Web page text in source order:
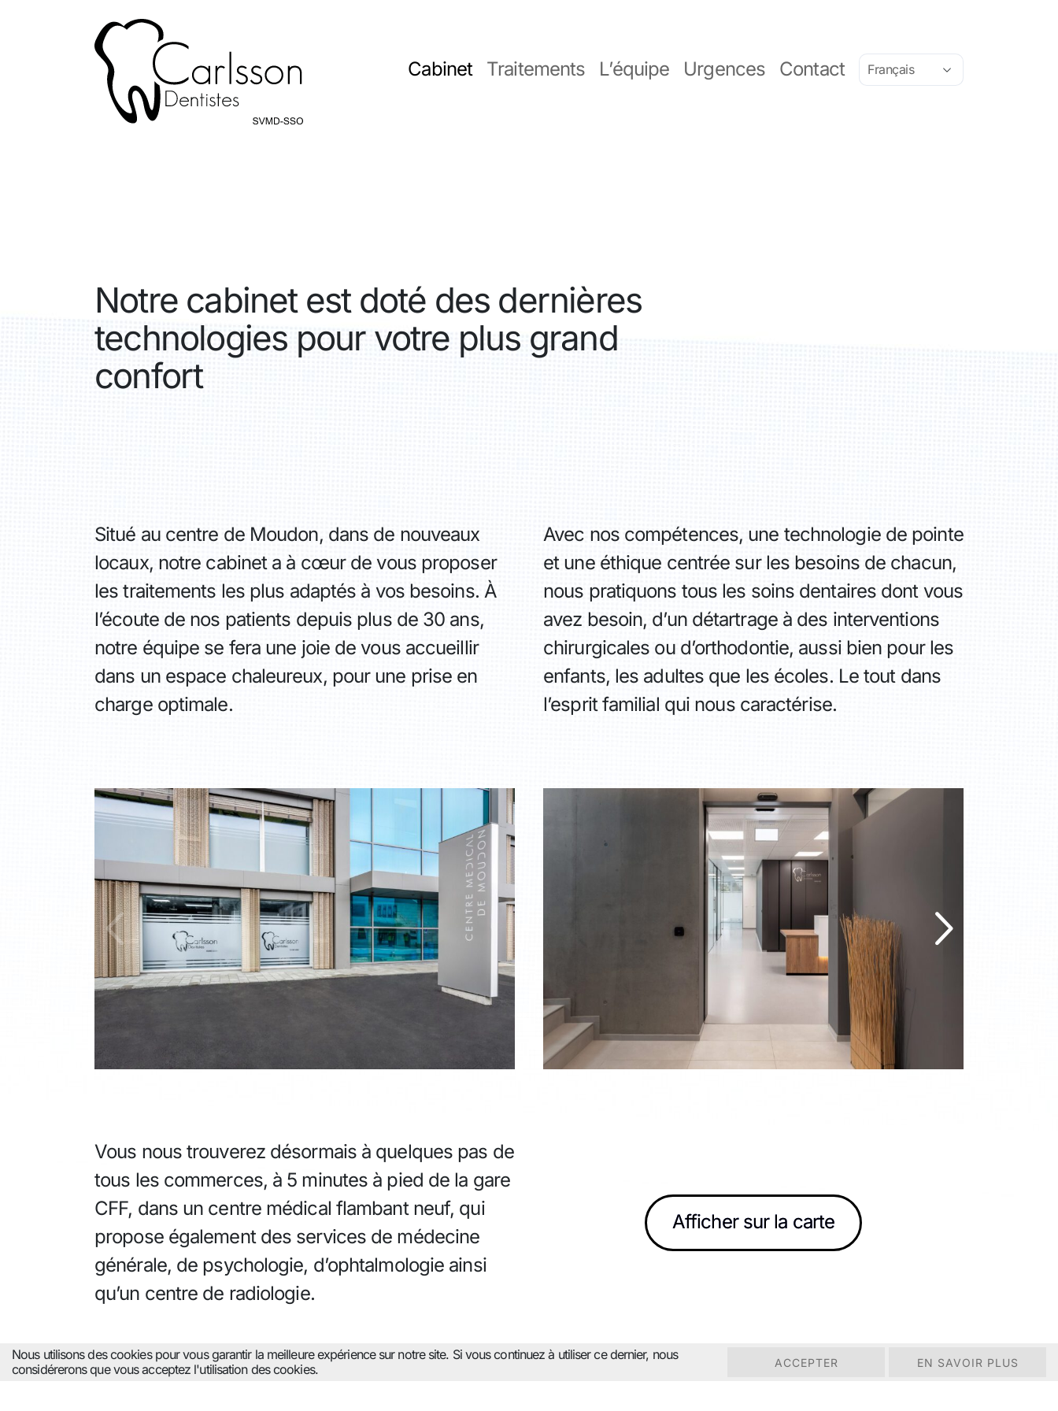
Cabinet Traitements L’équipe Urgences Contact
Notre cabinet est doté des dernières
technologies pour votre plus grand
confort
Situé au centre de Moudon, dans de nouveaux
locaux, notre cabinet a à cœur de vous proposer
les traitements les plus adaptés à vos besoins. À
l’écoute de nos patients depuis plus de 30 ans,
notre équipe se fera une joie de vous accueillir
dans un espace chaleureux, pour une prise en
charge optimale.
Avec nos compétences, une technologie de pointe
et une éthique centrée sur les besoins de chacun,
nous pratiquons tous les soins dentaires dont vous
avez besoin, d’un détartrage à des interventions
chirurgicales ou d’orthodontie, aussi bien pour les
enfants, les adultes que les écoles. Le tout dans
l’esprit familial qui nous caractérise.
Vous nous trouverez désormais à quelques pas de
tous les commerces, à 5 minutes à pied de la gare
CFF, dans un centre médical flambant neuf, qui
propose également des services de médecine
générale, de psychologie, d’ophtalmologie ainsi
qu’un centre de radiologie.
Afficher sur la carte
Nous utilisons des cookies pour vous garantir la meilleure expérience sur notre site. Si vous continuez à utiliser ce dernier, nous
considérerons que vous acceptez l'utilisation des cookies.
ACCEPTER EN SAVOIR PLUS